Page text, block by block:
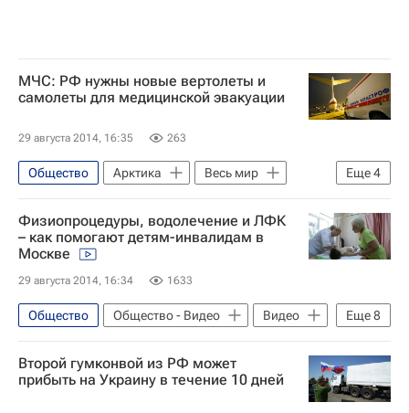
МЧС: РФ нужны новые вертолеты и
самолеты для медицинской эвакуации
29 августа 2014, 16:35 263
Еще4
Общество Арктика
Весь мир
Европа
Владимир Пучков
Россия
Физиопроцедуры, водолечение и ЛФК
– как помогают детям-инвалидам в
Москве
29 августа 2014, 16:34 1633
Еще8
Общество Общество - Видео
Видео
Москва
Эфир
Жизнь без преград
Европа
Второй гумконвой из РФ может
прибыть на Украину в течение 10 дней